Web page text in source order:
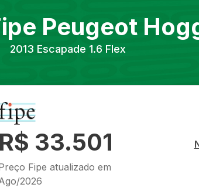
Peugeot
2013 Escapade 1.6 Flex
R$ 33.501
Fipe atualizado em
2026